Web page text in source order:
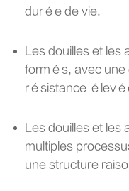
durée de vie.
Les douilles et
formés, avec une
résistance
Les douilles et les
multiples
une structure